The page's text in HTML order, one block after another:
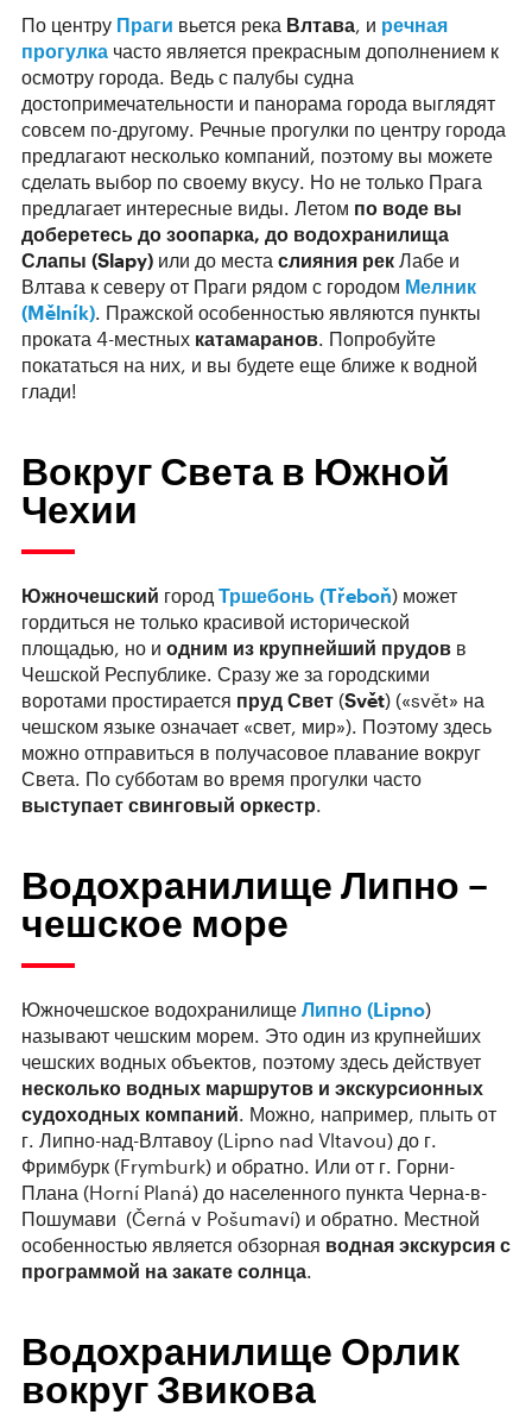
По центру Праги вьется река Влтава, и речная
прогулка часто является прекрасным дополнением к
осмотру города. Ведь с палубы судна
достопримечательности и панорама города выглядят
совсем по-другому. Речные прогулки по центру города
предлагают несколько компаний, поэтому вы можете
сделать выбор по своему вкусу. Но не только Прага
предлагает интересные виды. Летом по воде вы
доберетесь до зоопарка, до водохранилища
Слапы (Slapy) или до места слияния рек Лабе и
Влтава к северу от Праги рядом с городом Мелник
(Mělník). Пражской особенностью являются пункты
проката 4-местных катамаранов. Попробуйте
покататься на них, и вы будете еще ближе к водной
глади!
Вокруг Света в Южной
Чехии
Южночешский город Тршебонь (Třeboň) может
гордиться не только красивой исторической
площадью, но и одним из крупнейший прудов в
Чешской Республике. Сразу же за городскими
воротами простирается пруд Свет (Svět) («svět» на
чешском языке означает «свет, мир»). Поэтому здесь
можно отправиться в получасовое плавание вокруг
Света. По субботам во время прогулки часто
выступает свинговый оркестр.
Водохранилище Липно –
чешское море
Южночешское водохранилище Липно (Lipno)
называют чешским морем. Это один из крупнейших
чешских водных объектов, поэтому здесь действует
несколько водных маршрутов и экскурсионных
судоходных компаний. Можно, например, плыть от
г. Липно-над-Влтавоу (Lipno nad Vltavou) до г.
Фримбурк (Frymburk) и обратно. Или от г. Горни-
Плана (Horní Planá) до населенного пункта Черна-в-
Пошумави (Černá v Pošumaví) и обратно. Местной
особенностью является обзорная водная экскурсия с
программой на закате солнца.
Водохранилище Орлик
вокруг Звикова